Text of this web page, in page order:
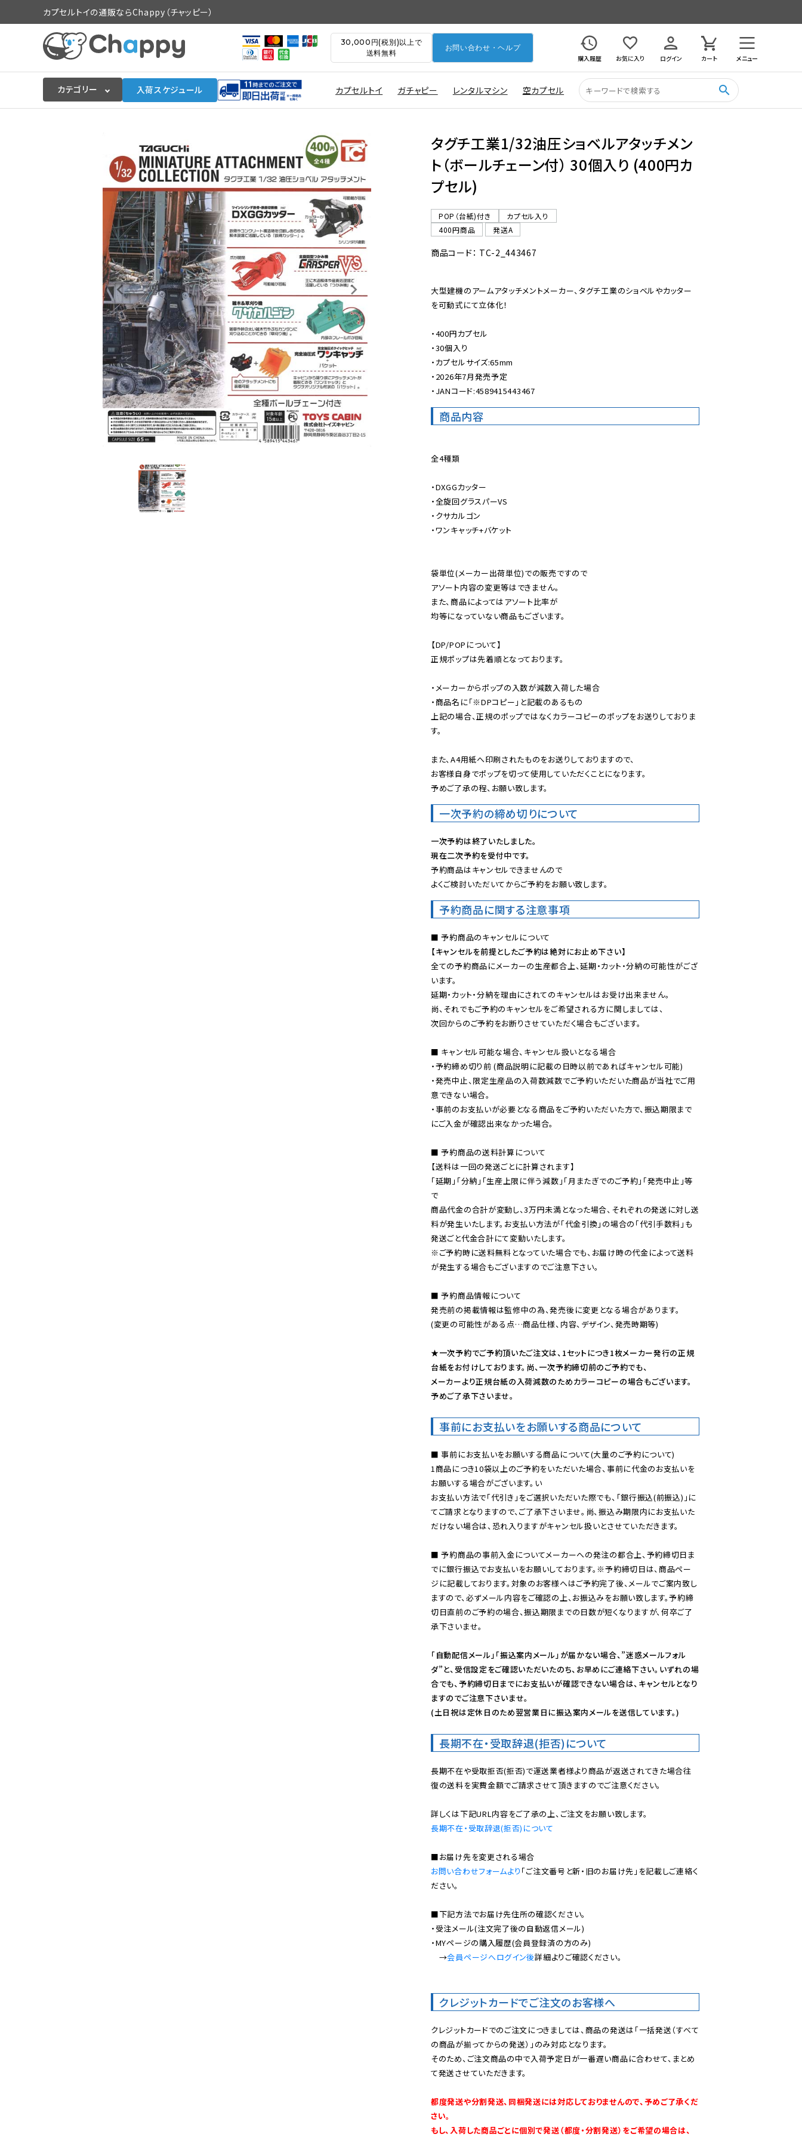
カプセルトイの通販ならChappy（チャッピー）
30,000円(税別)以上で
送料無料
お問い合わせ・ヘルプ
購入履歴
お気に入り ログイン カート メニュー
カテゴリー 入荷スケジュール カプセルトイ ガチャピー レンタルマシン 空カプセル search
入荷スケジュールをチェック
カプセルトイマシン本体
販促用空カプセル
景品・玩具・文具
販促用カプセルトイ
よくあるご質問
ご利用ガイド
06-6282-7659
タグチ工業1/32油圧ショベルアタッチメン
ト（ボールチェーン付） 30個入り (400円カ
プセル)
POP（台紙)付き
カプセル入り
400円商品
発送A
商品コード： TC-2_443467
大型建機のアームアタッチメントメーカー、タグチ工業のショベルやカッター
を可動式にて立体化！
・400円カプセル
・30個入り
・カプセルサイズ:65mm
・2026年7月発売予定
・JANコード:4589415443467
商品内容
全4種類
・DXGGカッター
・全旋回グラスパーVS
・クサカルゴン
・ワンキャッチ+バケット
袋単位(メーカー出荷単位)での販売ですので
アソート内容の変更等はできません。
また、商品によってはアソート比率が
均等になっていない商品もございます。
【DP/POPについて】
正規ポップは先着順となっております。
・メーカーからポップの入数が減数入荷した場合
・商品名に「※DPコピー」と記載のあるもの
上記の場合、正規のポップではなくカラーコピーのポップをお送りしておりま
す。
また、A4用紙へ印刷されたものをお送りしておりますので、
お客様自身でポップを切って使用していただくことになります。
予めご了承の程、お願い致します。
一次予約の締め切りについて
一次予約は終了いたしました。
現在二次予約を受付中です。
予約商品はキャンセルできませんので
よくご検討いただいてからご予約をお願い致します。
予約商品に関する注意事項
【キャンセルを前提としたご予約は絶対にお止め下さい】
全ての予約商品にメーカーの生産都合上、延期・カット・分納の可能性がござ
います。
延期・カット・分納を理由にされてのキャンセルはお受け出来ません。
尚、それでもご予約のキャンセルをご希望される方に関しましては、
次回からのご予約をお断りさせていただく場合もございます。
■ キャンセル可能な場合、キャンセル扱いとなる場合
・予約締め切り前 (商品説明に記載の日時以前であればキャンセル可能)
・発売中止、限定生産品の入荷数減数でご予約いただいた商品が当社でご用
意できない場合。
・事前のお支払いが必要となる商品をご予約いただいた方で、振込期限まで
にご入金が確認出来なかった場合。
■ 予約商品の送料計算について
【送料は一回の発送ごとに計算されます】
「延期」「分納」「生産上限に伴う減数」「月またぎでのご予約」「発売中止」等
で
商品代金の合計が変動し、3万円未満となった場合、それぞれの発送に対し送
料が発生いたします。お支払い方法が「代金引換」の場合の「代引手数料」も
※ご予約時に送料無料となっていた場合でも、お届け時の代金によって送料
が発生する場合もございますのでご注意下さい。
■ 予約商品情報について
発売前の掲載情報は監修中の為、発売後に変更となる場合があります。
(変更の可能性がある点…商品仕様、内容、デザイン、発売時期等)
★一次予約でご予約頂いたご注文は、1セットにつき1枚メーカー発行の正規
台紙をお付けしております。尚、一次予約締切前のご予約でも、
メーカーより正規台紙の入荷減数のためカラーコピーの場合もございます。
予めご了承下さいませ。
事前にお支払いをお願いする商品について
■ 事前にお支払いをお願いする商品について(大量のご予約について)
1商品につき10袋以上のご予約をいただいた場合、事前に代金のお支払いを
お願いする場合がございます。い
お支払い方法で「代引き」をご選択いただいた際でも、「銀行振込(前振込)」に
てご請求となりますので、ご了承下さいませ。尚、振込み期限内にお支払いた
だけない場合は、恐れ入りますがキャンセル扱いとさせていただきます。
■ 予約商品の事前入金についてメーカーへの発注の都合上、予約締切日ま
でに銀行振込でお支払いをお願いしております。※予約締切日は、商品ペー
ジに記載しております。対象のお客様へはご予約完了後、メールでご案内致し
ますので、必ずメール内容をご確認の上、お振込みをお願い致します。予約締
切日直前のご予約の場合、振込期限までの日数が短くなりますが、何卒ご了
承下さいませ。
「自動配信メール」「振込案内メール」が届かない場合、”迷惑メールフォル
ダ”と、受信設定をご確認いただいたのち、お早めにご連絡下さい。いずれの場
合でも、予約締切日までにお支払いが確認できない場合は、キャンセルとなり
ますのでご注意下さいませ。
(土日祝は定休日のため翌営業日に振込案内メールを送信しています。)
長期不在・受取辞退(拒否)について
長期不在や受取拒否(拒否)で運送業者様より商品が返送されてきた場合往
復の送料を実費金額でご請求させて頂きますのでご注意ください。
長期不在・受取辞退(拒否)について
お問い合わせフォームより 「ご注文番号と新・旧のお届け先」を記載しご連絡く
ださい。
■下記方法でお届け先住所の確認ください。
・受注メール(注文完了後の自動返信メール)
・MYページの購入履歴(会員登録済の方のみ)
→会員ページへログイン後詳細よりご確認ください。
クレジットカードでご注文のお客様へ
クレジットカードでのご注文につきましては、商品の発送は「一括発送（すべて
の商品が揃ってからの発送）」のみ対応となります。
そのため、ご注文商品の中で入荷予定日が一番遅い商品に合わせて、まとめ
て発送させていただきます。
都度発送や分割発送、同梱発送には対応しておりませんので、予めご了承くだ
さい。
もし、入荷した商品ごとに個別で発送（都度・分割発送）をご希望の場合は、